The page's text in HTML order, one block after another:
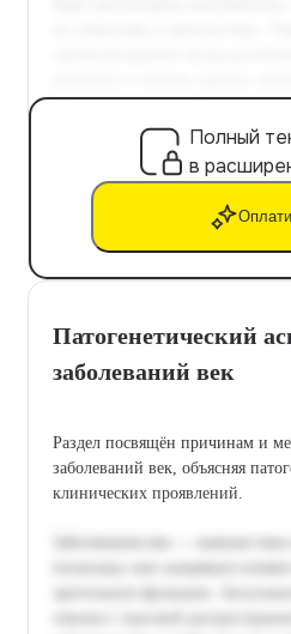
Полный
в
Патогенетический
заболеваний век
Раздел посвящён причинам и
заболеваний век, объясняя
клинических проявлений.